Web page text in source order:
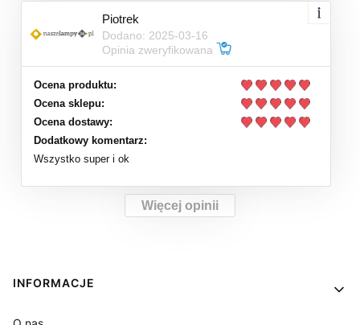
Piotrek
Dodano: 2025-03-16
Opinia zweryfikowana
Ocena produktu:
Ocena sklepu:
Ocena dostawy:
Dodatkowy komentarz:
Wszystko super i ok
Więcej opinii
Linki w stopce
INFORMACJE